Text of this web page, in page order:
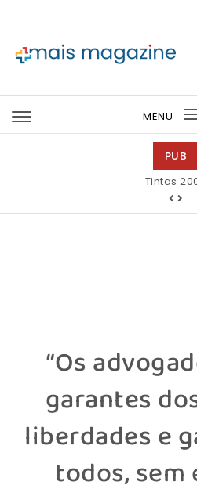
MENU
PUB
Tintas
“Os
garantes
liberdades e
todos, sem